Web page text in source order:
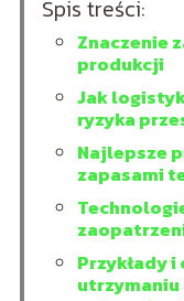
Spis treści:
Znaczenie
produkcji
Jak
ryzyka
Najlepsze
zapasami
Przykłady
utrzymaniu